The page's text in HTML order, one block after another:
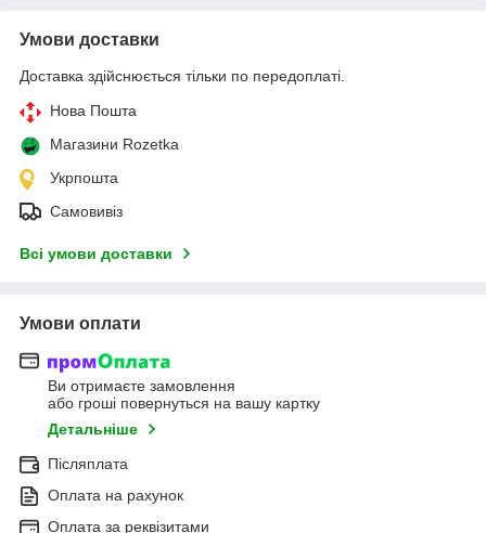
Умови доставки
Доставка здійснюється тільки по передоплаті.
Нова Пошта
Магазини Rozetka
Укрпошта
Самовивіз
Всі умови доставки
Умови оплати
Ви отримаєте замовлення
або гроші повернуться на вашу картку
Детальніше
Післяплата
Оплата на рахунок
Оплата за реквізитами